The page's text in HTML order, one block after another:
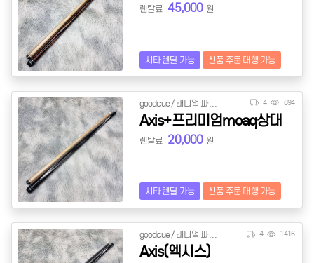
렌탈료 45,000 원
시타 렌탈 가능 신품 주문 대행 가능
goodcue / 래디얼 파일롯
Axis+프리미엄moaq상대
렌탈료 20,000 원
4 694
시타 렌탈 가능 신품 주문 대행 가능
goodcue / 래디얼 파일롯
Axis(엑시스)
4 1416